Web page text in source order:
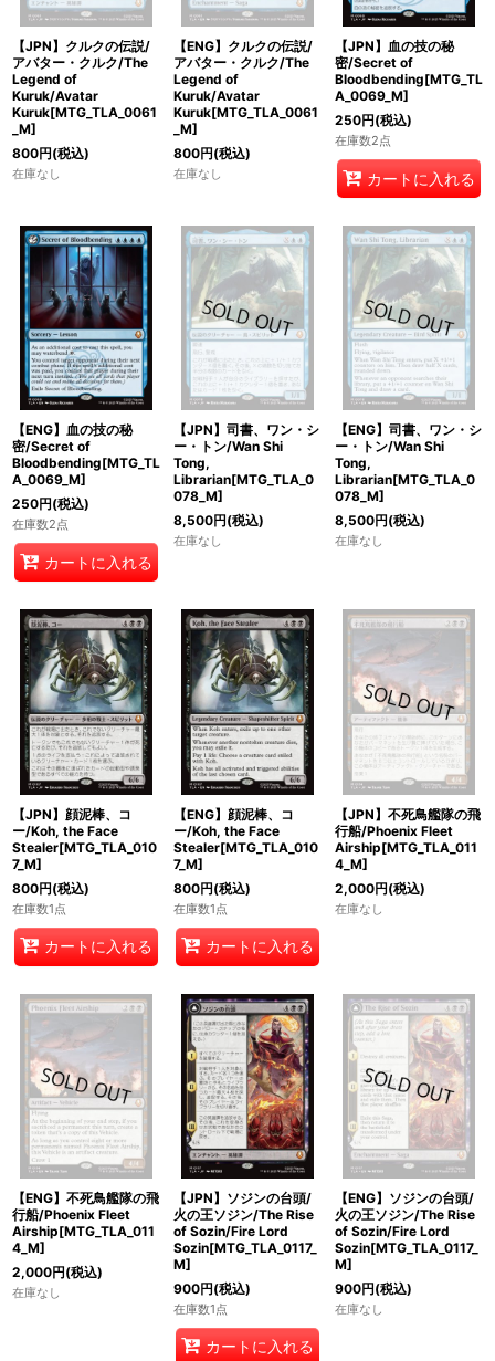
【JPN】クルクの伝説/
アバター・クルク/The
Legend of
Kuruk/Avatar
Kuruk[MTG_TLA_0061
_M]
800円(税込)
在庫なし
【ENG】クルクの伝説/
アバター・クルク/The
Legend of
Kuruk/Avatar
Kuruk[MTG_TLA_0061
_M]
800円(税込)
在庫なし
【JPN】血の技の秘
密/Secret of
Bloodbending[MTG_TL
A_0069_M]
250円(税込)
在庫数2点
カートに入れる
【ENG】血の技の秘
密/Secret of
Bloodbending[MTG_TL
A_0069_M]
250円(税込)
在庫数2点
カートに入れる
【JPN】司書、ワン・シ
ー・トン/Wan Shi
Tong,
Librarian[MTG_TLA_0
078_M]
8,500円(税込)
在庫なし
【ENG】司書、ワン・シ
ー・トン/Wan Shi
Tong,
Librarian[MTG_TLA_0
078_M]
8,500円(税込)
在庫なし
【JPN】顔泥棒、コ
ー/Koh, the Face
Stealer[MTG_TLA_010
7_M]
800円(税込)
在庫数1点
カートに入れる
【ENG】顔泥棒、コ
ー/Koh, the Face
Stealer[MTG_TLA_010
7_M]
800円(税込)
在庫数1点
カートに入れる
【JPN】不死鳥艦隊の飛
行船/Phoenix Fleet
Airship[MTG_TLA_011
4_M]
2,000円(税込)
在庫なし
【ENG】不死鳥艦隊の飛
行船/Phoenix Fleet
Airship[MTG_TLA_011
4_M]
2,000円(税込)
在庫なし
【JPN】ソジンの台頭/
火の王ソジン/The Rise
of Sozin/Fire Lord
Sozin[MTG_TLA_0117_
M]
900円(税込)
在庫数1点
カートに入れる
【ENG】ソジンの台頭/
火の王ソジン/The Rise
of Sozin/Fire Lord
Sozin[MTG_TLA_0117_
M]
900円(税込)
在庫なし